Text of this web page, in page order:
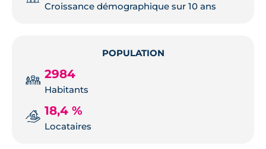
Croissance démographique sur 10 ans
POPULATION
2984
Habitants
18,4 %
Locataires